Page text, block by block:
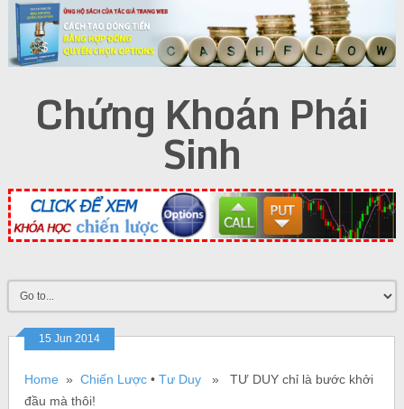
Chứng Khoán Phái
Sinh
15 Jun 2014
Home »Chiến Lược •Tư Duy » TƯ DUY chỉ là bước khởi
đầu mà thôi!